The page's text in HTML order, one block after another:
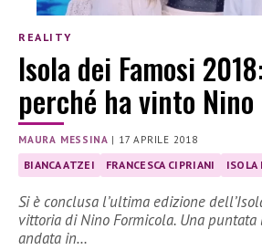
REALITY
Isola dei Famosi
perché ha vinto
MAURA MESSINA | 17 APRILE 2018
BIANCA ATZEI FRANCESCA CIPRIANI ISOLA
Si è conclusa l’ultima edizione
vittoria di Nino Formicola. Una
andata in…